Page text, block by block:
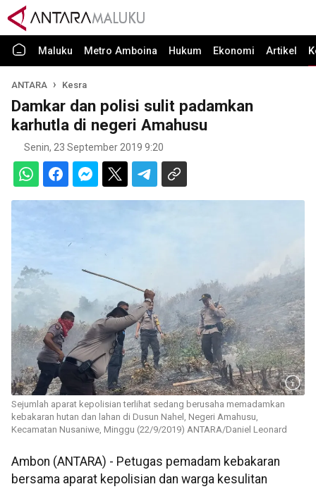
Maluku Metro Amboina Hukum Ekonomi Artikel
ANTARA Kesra
Damkar dan polisi sulit padamkan
karhutla di negeri Amahusu
Senin, 23 September 2019 9:20
Sejumlah aparat kepolisian terlihat sedang berusaha memadamkan
kebakaran hutan dan lahan di Dusun Nahel, Negeri Amahusu,
Kecamatan Nusaniwe, Minggu (22/9/2019) ANTARA/Daniel Leonard
Ambon (ANTARA) - Petugas pemadam kebakaran
bersama aparat kepolisian dan warga kesulitan